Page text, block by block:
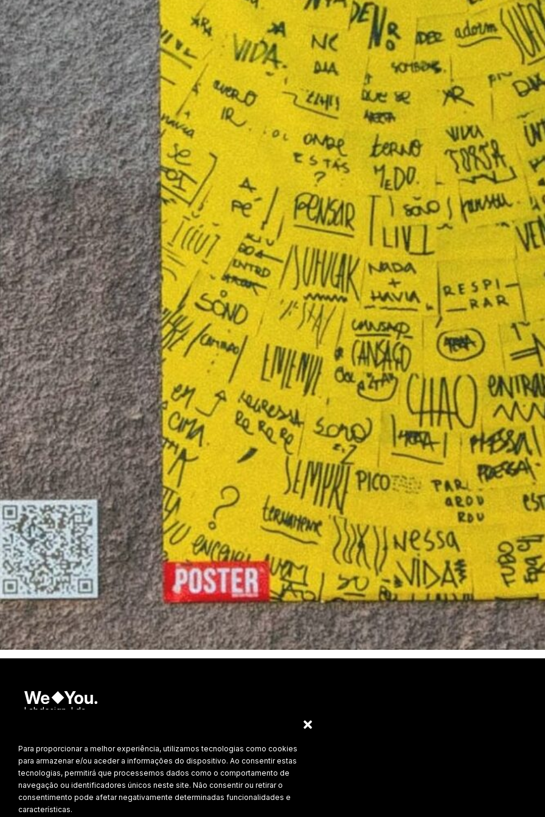
Para proporcionar a melhor experiência, utilizamos tecnologias como cookies
para armazenar e/ou aceder a informações do dispositivo. Ao consentir estas
tecnologias, permitirá que processemos dados como o comportamento de
navegação ou identificadores únicos neste site. Não consentir ou retirar o
consentimento pode afetar negativamente determinadas funcionalidades e
características.
Labdesign, Lda.
Política de Privacidade